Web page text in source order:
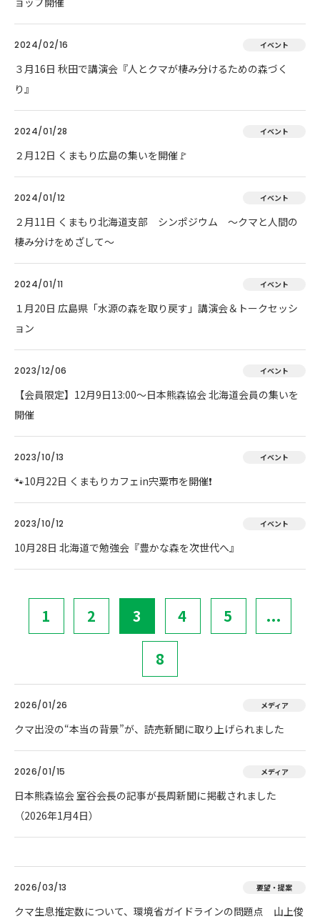
2024/02/16 イベント
３月16日 秋田で講演会『人とクマが棲み分けるための森づく
り』
2024/01/28 イベント
２月12日 くまもり広島の集いを開催🚩
2024/01/12 イベント
２月11日 くまもり北海道支部 シンポジウム ～クマと人間の
棲み分けをめざして～
2024/01/11 イベント
１月20日 広島県「水源の森を取り戻す」講演会＆トークセッシ
ョン
2023/12/06 イベント
【会員限定】12月9日13:00～日本熊森協会 北海道会員の集いを
開催
2023/10/13 イベント
🐾10月22日 くまもりカフェin宍粟市を開催❗
2023/10/12 イベント
10月28日 北海道で勉強会『豊かな森を次世代へ』
1 2 3 4 5 ...
8
2026/01/26 メディア
クマ出没の“本当の背景”が、読売新聞に取り上げられました
2026/01/15 メディア
日本熊森協会 室谷会長の記事が長周新聞に掲載されました
（2026年1月4日）
2026/03/13 要望・提案
クマ生息推定数について、環境省ガイドラインの問題点 山上俊